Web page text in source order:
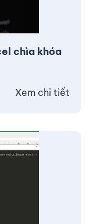
chìa khóa
Xem chi tiết